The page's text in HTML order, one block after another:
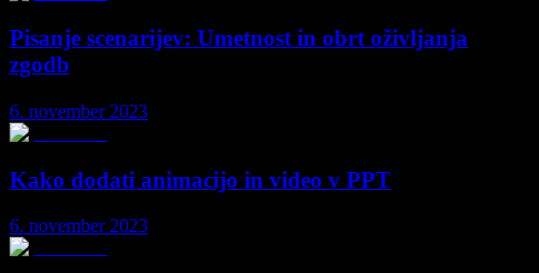
Pisanje scenarijev: Umetnost in obrt oživljanja
zgodb
6. november 2023
Kako dodati animacijo in video v PPT
6. november 2023